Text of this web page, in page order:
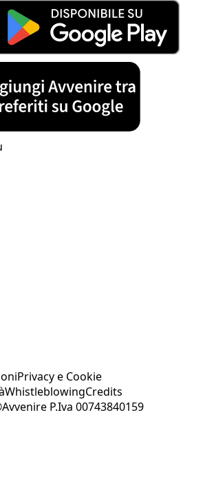
Privacy e Cookie
WhistleblowingCredits
P.Iva 00743840159